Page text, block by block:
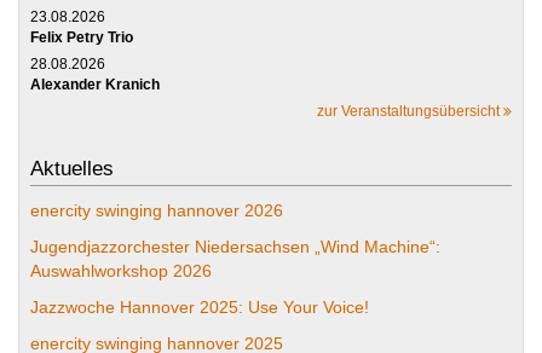
23.08.2026
Felix Petry Trio
28.08.2026
Alexander Kranich
zur Veranstaltungsübersicht
Aktuelles
enercity swinging hannover 2026
Jugendjazzorchester Niedersachsen „Wind Machine“:
Auswahlworkshop 2026
Jazzwoche Hannover 2025: Use Your Voice!
enercity swinging hannover 2025